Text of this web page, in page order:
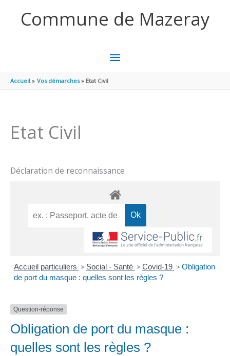
Commune de Mazeray
MENU
PRINCIPAL
Accueil Vos démarches Etat Civil
Etat Civil
Déclaration de reconnaissance
Accueil particuliers > Social - Santé > Covid-19 > Obligation
de port du masque : quelles sont les règles ?
Question-réponse
Obligation de port du masque :
quelles sont les règles ?